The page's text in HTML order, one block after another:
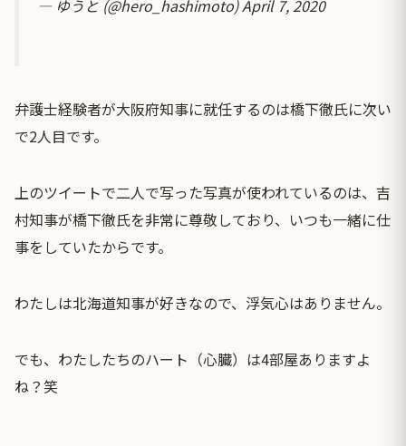
— ゆうと (@hero_hashimoto)April 7, 2020
弁護士経験者が大阪府知事に就任するのは橋下徹氏に次い
で2人目です。
上のツイートで二人で写った写真が使われているのは、吉
村知事が橋下徹氏を非常に尊敬しており、いつも一緒に仕
事をしていたからです。
わたしは北海道知事が好きなので、浮気心はありません。
でも、わたしたちのハート（心臓）は4部屋ありますよ
ね？笑